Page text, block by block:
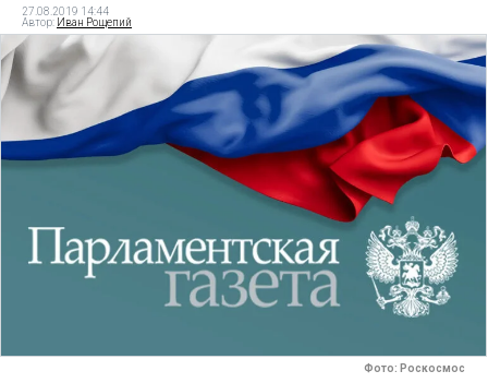
27.08.2019 14:44
Автор: Иван Рощепий
Фото: Роскосмос